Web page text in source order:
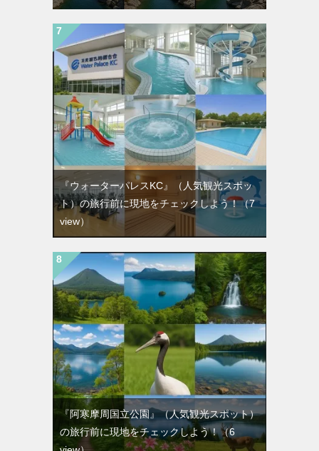
『ウォーターパレスKC』（人気観光スポッ
ト）の旅行前に現地をチェックしよう！（7
view）
『阿寒摩周国立公園』（人気観光スポット）
の旅行前に現地をチェックしよう！（6